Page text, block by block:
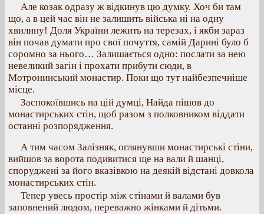
Але козак одразу ж відкинув цю думку. Хоч би там
що, а в цей час він не залишить війська ні на одну
хвилину! Доля України лежить на терезах, і якби зараз
він почав думати про свої почуття, самій Дарині було б
соромно за нього… Залишається одно: послати за нею
невеликий загін і прохати прибути сюди, в
Мотронинський монастир. Поки що тут найбезпечніше
місце.
Заспокоївшись на цій думці, Найда пішов до
монастирських стін, щоб разом з полковником віддати
останні розпорядження.
А тим часом Залізняк, оглянувши монастирські стіни,
вийшов за ворота подивитися ще на вали й шанці,
споруджені за його вказівкою на деякій відстані довкола
монастирських стін.
Тепер увесь простір між стінами й валами був
заповнений людом, переважно жінками й дітьми.